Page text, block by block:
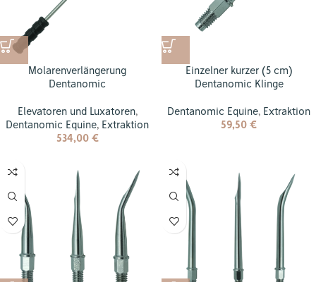
Molarenverlängerung
Dentanomic
Elevatoren und Luxatoren,
Dentanomic Equine, Extraktion
534,00 €
Einzelner kurzer (5 cm)
Dentanomic Klinge
Dentanomic Equine, Extraktion
59,50 €